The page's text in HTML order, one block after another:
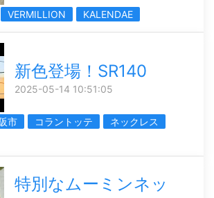
VERMILLION KALENDAE
新色登場！SR140
2025-05-14 10:51:05
市 コラントッテ
ネックレス
特別なムーミンネッ